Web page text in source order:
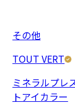
その他
TOUT VERT
ミネラルプレ
トアイカラー